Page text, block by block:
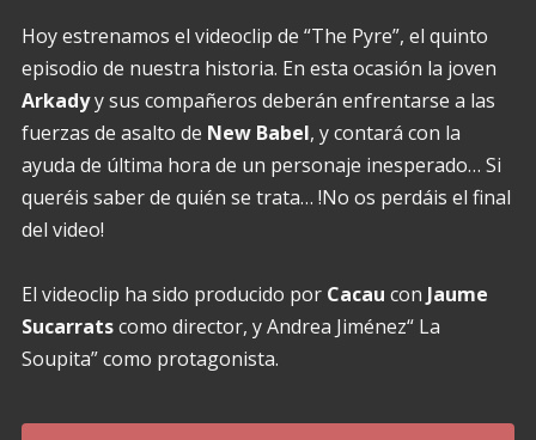
Hoy estrenamos el videoclip de “The Pyre”, el quinto
episodio de nuestra historia. En esta ocasión la joven
Arkadyy sus compañeros deberán enfrentarse a las
fuerzas de asalto de New Babel, y contará con la
ayuda de última hora de un personaje inesperado… Si
queréis saber de quién se trata… !No os perdáis el final
del video!
El videoclip ha sido producido por Cacau con Jaume
Sucarratscomo director, y Andrea Jiménez“ La
Soupita” como protagonista.